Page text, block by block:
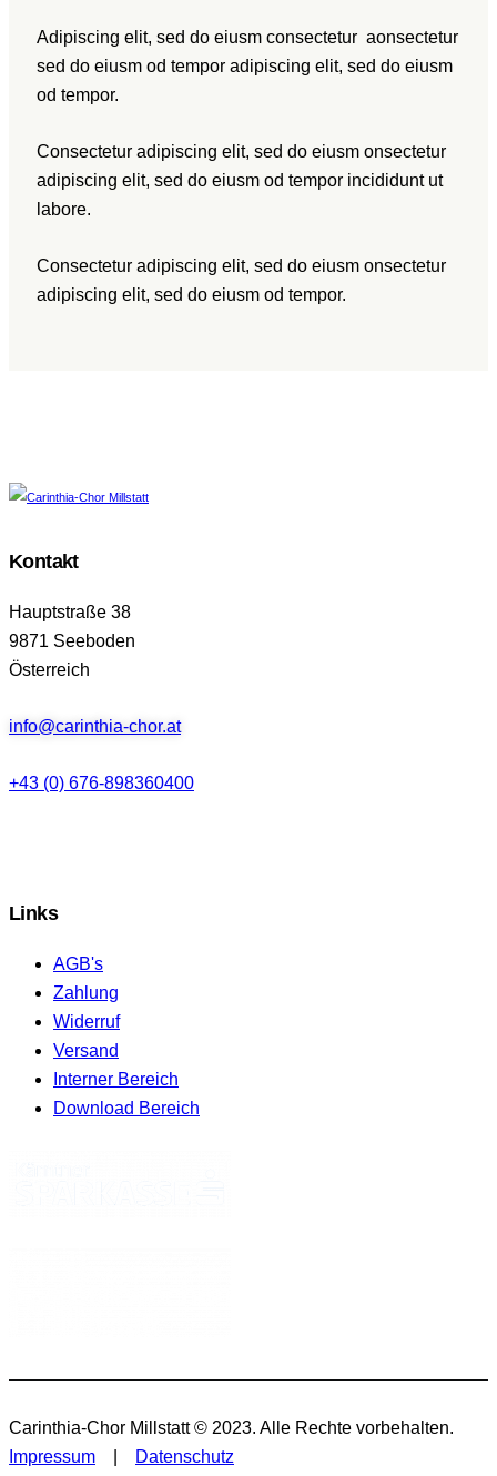
Adipiscing elit, sed do eiusm consectetur aonsectetur
sed do eiusm od tempor adipiscing elit, sed do eiusm
od tempor.
Consectetur adipiscing elit, sed do eiusm onsectetur
adipiscing elit, sed do eiusm od tempor incididunt ut
labore.
Consectetur adipiscing elit, sed do eiusm onsectetur
adipiscing elit, sed do eiusm od tempor.
Kontakt
Hauptstraße 38
9871 Seeboden
Österreich
info@carinthia-chor.at
+43 (0) 676-898360400
Links
AGB's
Zahlung
Widerruf
Versand
Interner Bereich
Download Bereich
Carinthia-Chor Millstatt © 2023. Alle Rechte vorbehalten.
Impressum
Datenschutz